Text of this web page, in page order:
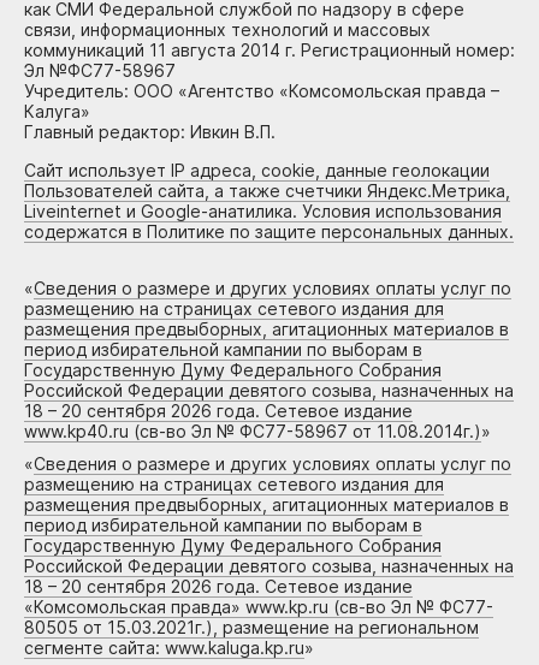
как СМИ Федеральной службой по надзору в сфере
связи, информационных технологий и массовых
коммуникаций 11 августа 2014 г. Регистрационный номер:
Эл №ФС77-58967
Учредитель: ООО «Агентство «Комсомольская правда –
Калуга»
Главный редактор: Ивкин В.П.
Сайт использует IP адреса, cookie, данные геолокации
Пользователей сайта, а также счетчики Яндекс.Метрика,
Liveinternet и Google-анатилика. Условия использования
содержатся в Политике по защите персональных данных.
«Сведения о размере и других условиях оплаты услуг по
размещению на страницах сетевого издания для
размещения предвыборных, агитационных материалов в
период избирательной кампании по выборам в
Государственную Думу Федерального Собрания
Российской Федерации девятого созыва, назначенных на
18 – 20 сентября 2026 года. Сетевое издание
www.kp40.ru (св-во Эл № ФС77-58967 от 11.08.2014г.)»
«Сведения о размере и других условиях оплаты услуг по
размещению на страницах сетевого издания для
размещения предвыборных, агитационных материалов в
период избирательной кампании по выборам в
Государственную Думу Федерального Собрания
Российской Федерации девятого созыва, назначенных на
18 – 20 сентября 2026 года. Сетевое издание
«Комсомольская правда» www.kp.ru (св-во Эл № ФС77-
80505 от 15.03.2021г.), размещение на региональном
сегменте сайта: www.kaluga.kp.ru»